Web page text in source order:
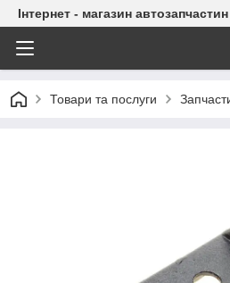
Інтернет - магазин
Товари та послуги